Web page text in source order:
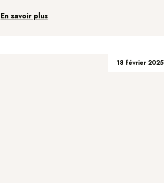
En savoir plus
18 février 2025